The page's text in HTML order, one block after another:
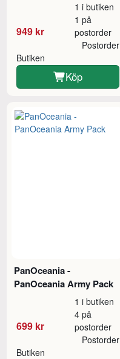
949 kr
1 i butiken
1 på
postorder
Butiken
Postorder
Köp
PanOceania -
PanOceania Army Pack
699 kr
1 i butiken
4 på
postorder
Butiken
Postorder